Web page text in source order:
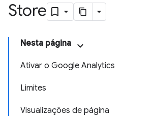
Store
Nesta página
Ativar o Google Analytics
Limites
Visualizações de página